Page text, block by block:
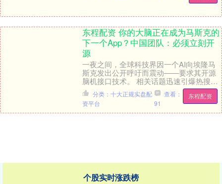
东程配资 你的大脑正在成为马斯克的
下一个App？中国团队：必须立刻开
源
一夜之间，全球科技界因一个AI向埃隆马
斯克发出公开呼吁而震动——要求其开源
脑机接口技术。 相关话题迅速引爆热搜，
甚至导致社交平台一度宕机。网友们纷纷
制作讽刺图片....
东程配资
分类：十大正规实盘配
资平台
查看：
91
个股实时涨跌榜